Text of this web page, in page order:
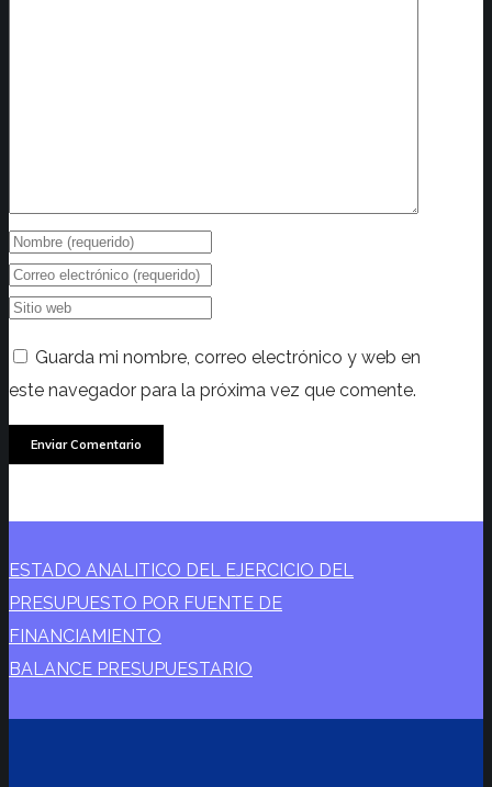
Guarda mi nombre, correo electrónico y web en
este navegador para la próxima vez que comente.
ESTADO ANALITICO DEL EJERCICIO DEL
PRESUPUESTO POR FUENTE DE
FINANCIAMIENTO
BALANCE PRESUPUESTARIO